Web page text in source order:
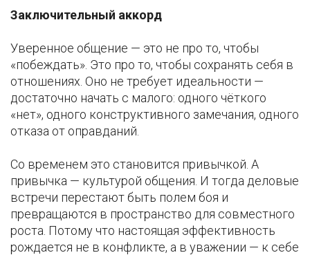
Заключительный аккорд
Уверенное общение — это не про то, чтобы
«побеждать». Это про то, чтобы сохранять себя в
отношениях. Оно не требует идеальности —
достаточно начать с малого: одного чёткого
«нет», одного конструктивного замечания, одного
отказа от оправданий.
Со временем это становится привычкой. А
привычка — культурой общения. И тогда деловые
встречи перестают быть полем боя и
превращаются в пространство для совместного
роста. Потому что настоящая эффективность
рождается не в конфликте, а в уважении — к себе